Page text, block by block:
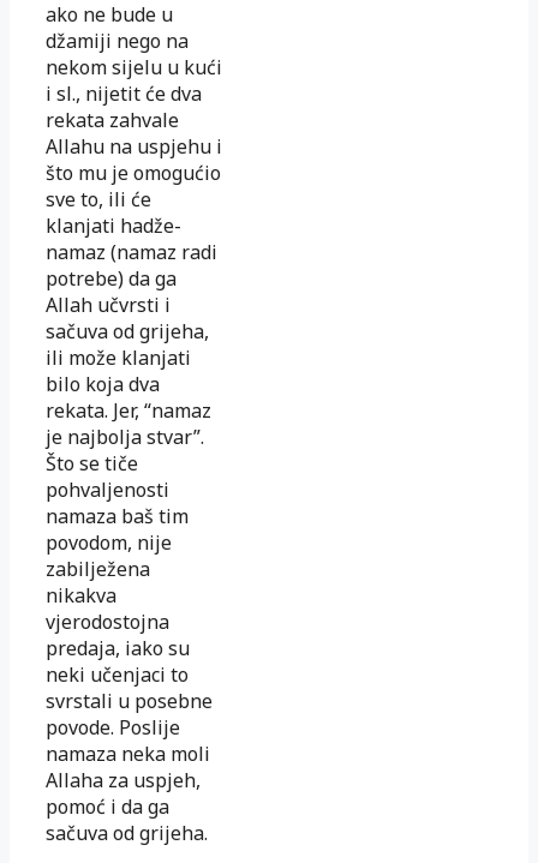
ako ne bude u
džamiji nego na
nekom sijelu u kući
i sl., nijetit će dva
rekata zahvale
Allahu na uspjehu i
što mu je omogućio
sve to, ili će
klanjati hadže-
namaz (namaz radi
potrebe) da ga
Allah učvrsti i
sačuva od grijeha,
ili može klanjati
bilo koja dva
rekata. Jer, “namaz
je najbolja stvar”.
Što se tiče
pohvaljenosti
namaza baš tim
povodom, nije
zabilježena
nikakva
vjerodostojna
predaja, iako su
neki učenjaci to
svrstali u posebne
povode. Poslije
namaza neka moli
Allaha za uspjeh,
pomoć i da ga
sačuva od grijeha.